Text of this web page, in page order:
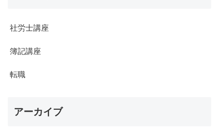
社労士講座
簿記講座
転職
アーカイブ